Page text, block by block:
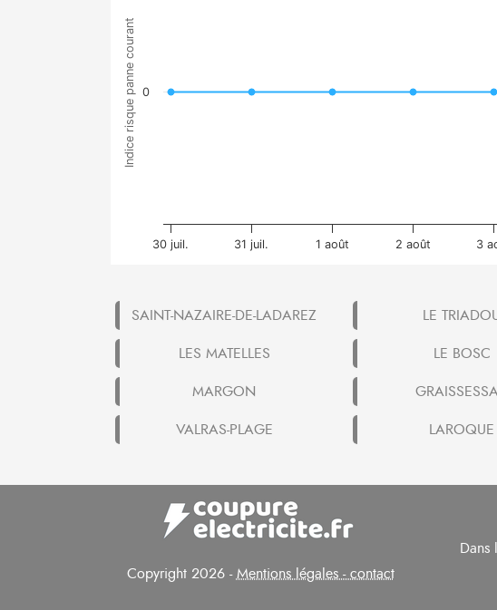
Indice risque panne courant
30 juil. 31 juil. 1 août 2 août 3
0
SAINT-NAZAIRE-DE-LADAREZ LE
LES MATELLES
LE BOSC
MARGON
VALRAS-PLAGE
LAROQUE
Copyright 2026 -Mentions légales - contact
Dans